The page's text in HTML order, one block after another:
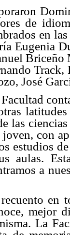
de
en
Eugenia
José
las
con
estudios
aulas.
a
en
mejor
La